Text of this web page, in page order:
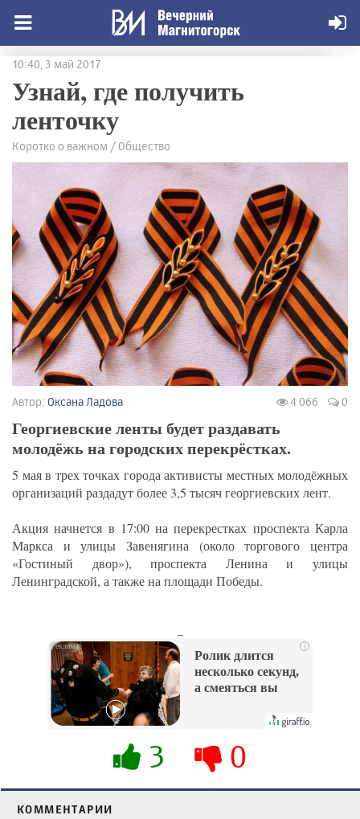
10:40, 3 май 2017
Узнай, где получить
ленточку
Коротко о важном / Общество
Автор: Оксана Ладова 4 066 0
Георгиевские ленты будет раздавать
молодёжь на городских перекрёстках.
5 мая в трех точках города активисты местных молодёжных
организаций раздадут более 3,5 тысяч георгиевских лент.
Акция начнется в 17:00 на перекрестках проспекта Карла
Маркса и улицы Завенягина (около торгового центра
«Гостиный двор»), проспекта Ленина и улицы
Ленинградской, а также на площади Победы.
i
Ролик длится
несколько секунд,
а смеяться вы
3 0
КОММЕНТАРИИ